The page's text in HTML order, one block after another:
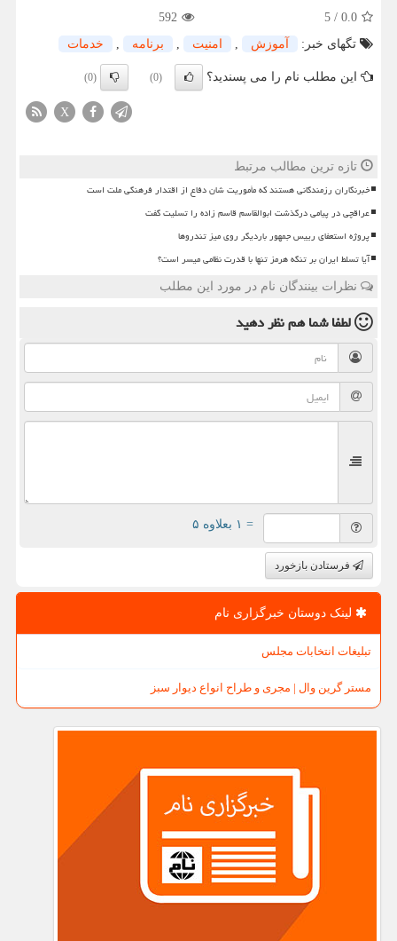
0.0
/
5
592
تگهای خبر:
آموزش , امنیت , برنامه , خدمات
این مطلب نام را می پسندید؟ (0)
(0)
X
تازه ترین مطالب مرتبط
خبرنگاران رزمندگانی هستند که مأموریت شان دفاع از اقتدار فرهنگی ملت است
عراقچی در پیامی درگذشت ابوالقاسم قاسم زاده را تسلیت گفت
پروژه استعفای رییس جمهور باردیگر روی میز تندروها
آیا تسلط ایران بر تنگه هرمز تنها با قدرت نظامی میسر است؟
نظرات بینندگان نام در مورد این مطلب
لطفا شما همنظر دهید
= ۱ بعلاوه ۵
فرستادن بازخورد
لینک دوستان خبرگزاری نام
تبلیغات انتخابات مجلس
مستر گرین وال | مجری و طراح انواع دیوار سبز